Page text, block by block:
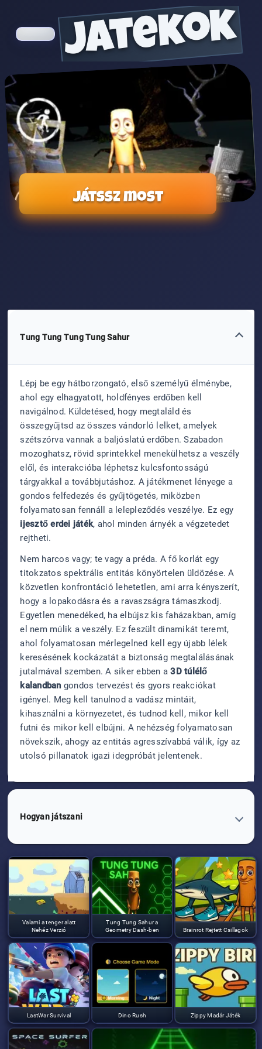
jatekok
Játssz most
Tung Tung Tung Tung Sahur
Lépj be egy hátborzongató, első személyű élménybe,
ahol egy elhagyatott, holdfényes erdőben kell
navigálnod. Küldetésed, hogy megtaláld és
összegyűjtsd az összes vándorló lelket, amelyek
szétszórva vannak a baljóslatú erdőben. Szabadon
mozoghatsz, rövid sprintekkel menekülhetsz a veszély
elől, és interakcióba léphetsz kulcsfontosságú
tárgyakkal a továbbjutáshoz. A játékmenet lényege a
gondos felfedezés és gyűjtögetés, miközben
folyamatosan fennáll a lelepleződés veszélye. Ez egy
ijesztő erdei játék, ahol minden árnyék a végzetedet
rejtheti.
Nem harcos vagy; te vagy a préda. A fő korlát egy
titokzatos spektrális entitás könyörtelen üldözése. A
közvetlen konfrontáció lehetetlen, ami arra kényszerít,
hogy a lopakodásra és a ravaszságra támaszkodj.
Egyetlen menedéked, ha elbújsz kis faházakban, amíg
el nem múlik a veszély. Ez feszült dinamikát teremt,
ahol folyamatosan mérlegelned kell egy újabb lélek
keresésének kockázatát a biztonság megtalálásának
jutalmával szemben. A siker ebben a3D túlélő
kalandban gondos tervezést és gyors reakciókat
igényel. Meg kell tanulnod a vadász mintáit,
kihasználni a környezetet, és tudnod kell, mikor kell
futni és mikor kell elbújni. A nehézség folyamatosan
növekszik, ahogy az entitás agresszívabbá válik, így az
utolsó pillanatok igazi idegpróbát jelentenek.
Hogyan játszani
Valami a tenger alatt
Nehéz Verzió
Tung Tung Sahur a
Geometry Dash-ben
Brainrot Rejtett Csillagok
LastWar Survival Dino Rush Zippy Madár Játék